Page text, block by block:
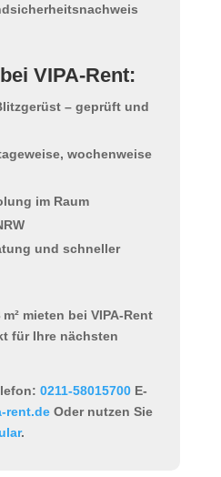
VIPA-Rent:
– geprüft und
wochenweise
im Raum
und schneller
mieten bei VIPA-Rent
für Ihre nächsten
0211-58015700E-
rent.deOder nutzen Sie
.